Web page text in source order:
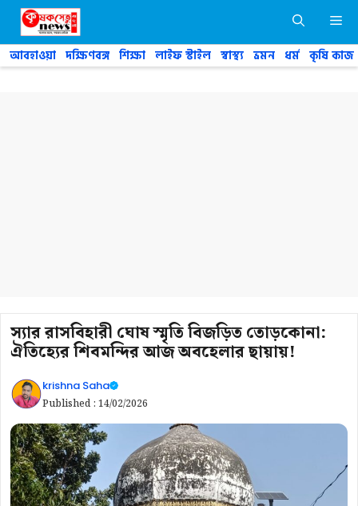
Skip
content
আবহাওয়া দক্ষিণবঙ্গ শিক্ষা লাইফ স্টাইল স্বাস্থ্য ভ্রমন ধর্ম কৃষি কাজ
স্যার রাসবিহারী ঘোষ স্মৃতি বিজড়িত তোড়কোনা:
ঐতিহ্যের শিবমন্দির আজ অবহেলার ছায়ায়!
krishna Saha
Published : 14/02/2026